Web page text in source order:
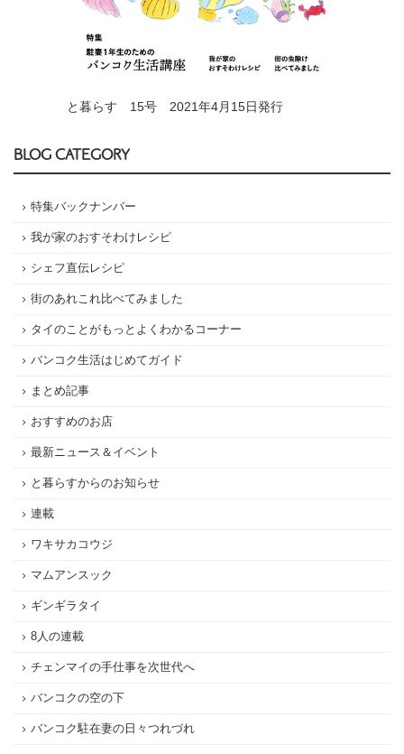
と暮らす 15号 2021年4月15日発行
BLOG CATEGORY
特集バックナンバー
我が家のおすそわけレシピ
シェフ直伝レシピ
街のあれこれ比べてみました
タイのことがもっとよくわかるコーナー
バンコク生活はじめてガイド
まとめ記事
おすすめのお店
最新ニュース＆イベント
と暮らすからのお知らせ
連載
ワキサカコウジ
マムアンスック
ギンギラタイ
8人の連載
チェンマイの手仕事を次世代へ
バンコクの空の下
バンコク駐在妻の日々つれづれ